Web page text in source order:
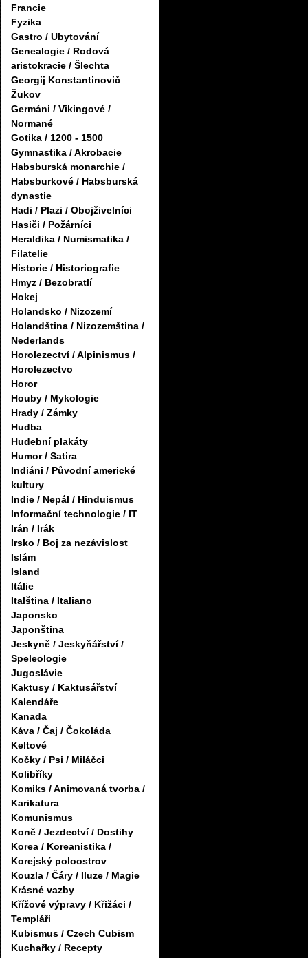
Francie
Fyzika
Gastro / Ubytování
Genealogie / Rodová
aristokracie / Šlechta
Georgij Konstantinovič
Žukov
Germáni / Vikingové /
Normané
Gotika / 1200 - 1500
Gymnastika / Akrobacie
Habsburská monarchie /
Habsburkové / Habsburská
dynastie
Hadi / Plazi / Obojživelníci
Hasiči / Požárníci
Heraldika / Numismatika /
Filatelie
Historie / Historiografie
Hmyz / Bezobratlí
Hokej
Holandsko / Nizozemí
Holandština / Nizozemština /
Nederlands
Horolezectví / Alpinismus /
Horolezectvo
Horor
Houby / Mykologie
Hrady / Zámky
Hudba
Hudební plakáty
Humor / Satira
Indiáni / Původní americké
kultury
Indie / Nepál / Hinduismus
Informační technologie / IT
Irán / Irák
Irsko / Boj za nezávislost
Islám
Island
Itálie
Italština / Italiano
Japonsko
Japonština
Jeskyně / Jeskyňářství /
Speleologie
Jugoslávie
Kaktusy / Kaktusářství
Kalendáře
Kanada
Káva / Čaj / Čokoláda
Keltové
Kočky / Psi / Miláčci
Kolibříky
Komiks / Animovaná tvorba /
Karikatura
Komunismus
Koně / Jezdectví / Dostihy
Korea / Koreanistika /
Korejský poloostrov
Kouzla / Čáry / Iluze / Magie
Krásné vazby
Křížové výpravy / Křižáci /
Templáři
Kubismus / Czech Cubism
Kuchařky / Recepty